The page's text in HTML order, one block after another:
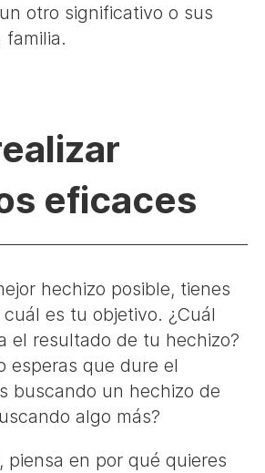
otro significativo o sus
familia.
eficaces
hechizo posible, tienes
es tu objetivo. ¿Cuál
el resultado de tu hechizo?
esperas que dure el
buscando un hechizo de
algo más?
piensa en por qué quieres